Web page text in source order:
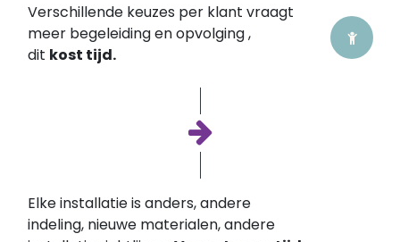
Verschillende keuzes per klant vraagt
meer begeleiding en opvolging ,
dit kost tijd.
Elke installatie is anders, andere
indeling, nieuwe materialen, andere